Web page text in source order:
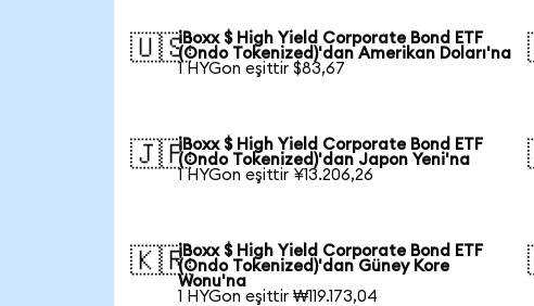
🇺🇸iBoxx $ High Yield Corporate Bond ETF
(Ondo Tokenized)'dan Amerikan Doları'na
1 HYGon eşittir $83,67
🇯🇵iBoxx $ High Yield Corporate Bond ETF
(Ondo Tokenized)'dan Japon Yeni'na
1 HYGon eşittir ¥13.206,26
🇰🇷iBoxx $ High Yield Corporate Bond ETF
(Ondo Tokenized)'dan Güney Kore
Wonu'na
1 HYGon eşittir ₩119.173,04